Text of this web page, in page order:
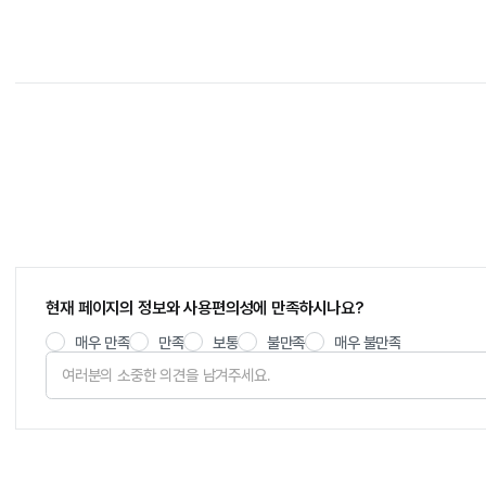
현재 페이지의 정보와 사용편의성에 만족하시나요?
매우 만족 만족 보통 불만족 매우 불만족